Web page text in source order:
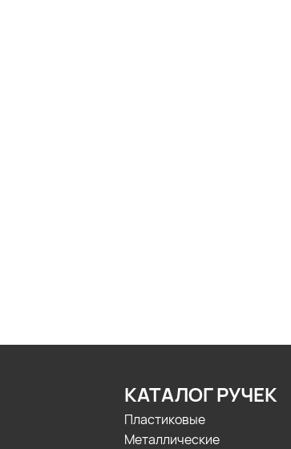
КАТАЛОГ РУЧЕК
Пластиковые
Металлические